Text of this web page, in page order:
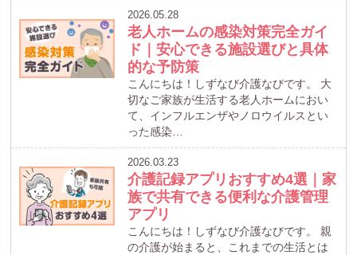
2026.05.28
老人ホームの感染対策完全ガイ
ド｜安心できる施設選びと具体
的な予防策
こんにちは！しずなび介護なびです。 大
切なご家族が生活する老人ホームにおい
て、インフルエンザやノロウイルスとい
った感染…
2026.03.23
介護記録アプリおすすめ4選｜家
族で共有できる便利な介護管理
アプリ
こんにちは！しずなび介護なびです。 親
の介護が始まると、これまでの生活とは